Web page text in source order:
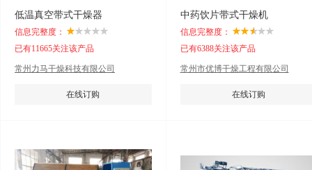
低温真空带式干燥器
信息完整度：
已有11665关注该产品
常州力马干燥科技有限公司
在线订购
中药饮片带式干燥机
信息完整度：
已有6388关注该产品
常州市优博干燥工程有限公司
在线订购